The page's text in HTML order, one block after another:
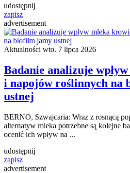
udostępnij
zapisz
advertisement
Aktualności wto. 7 lipca 2026
Badanie analizuje
i napojów roślinnych na
ustnej
BERNO, Szwajcaria: Wraz z rosnącą
alternatyw mleka potrzebne są kolejne
ocenić ich wpływ na ...
udostępnij
zapisz
advertisement